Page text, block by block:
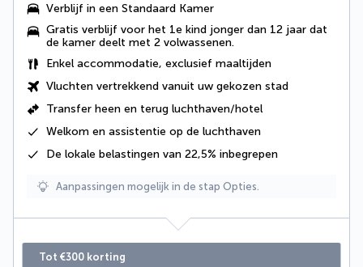
Verblijf in een Standaard Kamer
Gratis verblijf voor het 1e kind jonger dan 12 jaar dat
de kamer deelt met 2 volwassenen.
Enkel accommodatie, exclusief maaltijden
Vluchten vertrekkend vanuit uw gekozen stad
Transfer heen en terug luchthaven/hotel
Welkom en assistentie op de luchthaven
De lokale belastingen van 22,5% inbegrepen
Aanpassingen mogelijk in de stap Opties.
Tot €300 korting